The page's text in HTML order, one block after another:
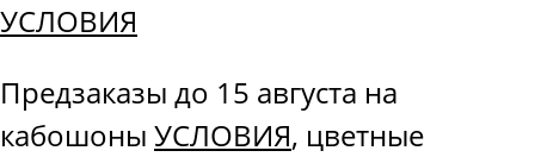
УСЛОВИЯ
Предзаказы до 15 августа на
кабошоны УСЛОВИЯ, цветные